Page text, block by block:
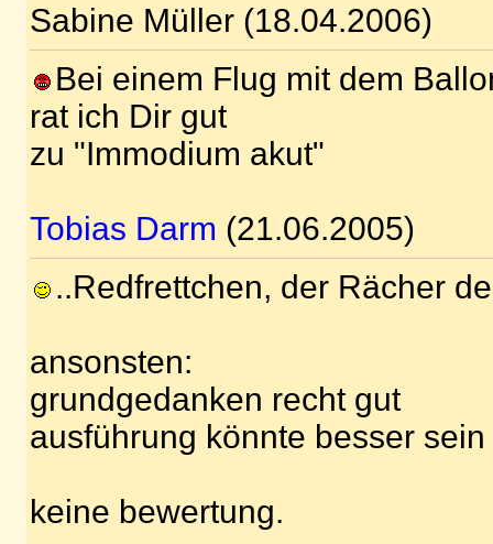
Sabine Müller (18.04.2006)
Bei einem Flug mit dem
rat ich Dir gut
zu "Immodium akut"
Tobias Darm (21.06.2005)
..Redfrettchen, der Rächer
ansonsten:
grundgedanken recht gut
ausführung könnte besser sein
keine bewertung.